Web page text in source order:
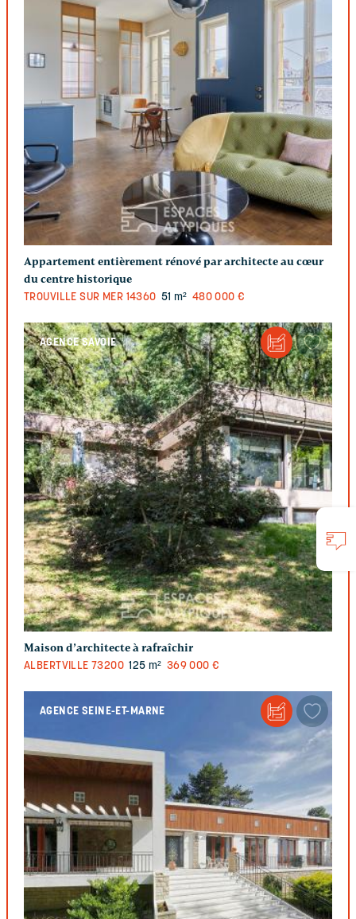
Appartement entièrement rénové par architecte au cœur
du centre historique
TROUVILLE SUR MER 14360 51 m² 480 000 €
AGENCE SAVOIE
Maison d’architecte à rafraîchir
ALBERTVILLE 73200 125 m² 369 000 €
AGENCE SEINE-ET-MARNE